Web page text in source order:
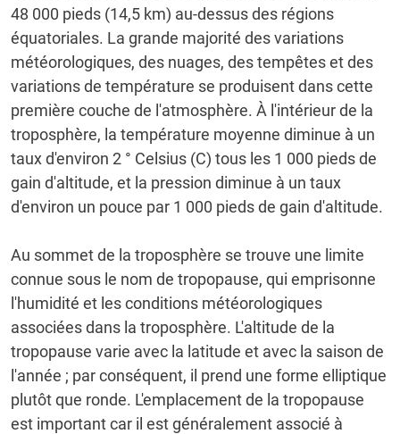
48 000 pieds (14,5 km) au-dessus des régions
équatoriales. La grande majorité des variations
météorologiques, des nuages, des tempêtes et des
variations de température se produisent dans cette
première couche de l'atmosphère. À l'intérieur de la
troposphère, la température moyenne diminue à un
taux d'environ 2 ° Celsius (C) tous les 1 000 pieds de
gain d'altitude, et la pression diminue à un taux
d'environ un pouce par 1 000 pieds de gain d'altitude.
Au sommet de la troposphère se trouve une limite
connue sous le nom de tropopause, qui emprisonne
l'humidité et les conditions météorologiques
associées dans la troposphère. L'altitude de la
tropopause varie avec la latitude et avec la saison de
l'année ; par conséquent, il prend une forme elliptique
plutôt que ronde. L'emplacement de la tropopause
est important car il est généralement associé à